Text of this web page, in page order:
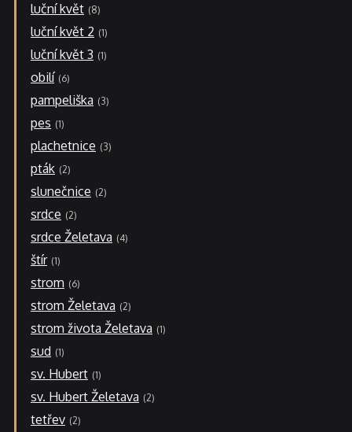
luční květ 8
luční květ 2 1
luční květ 3 1
obilí 6
pampeliška 3
pes 1
plachetnice 3
pták 2
slunečnice 2
srdce 2
srdce Želetava 4
štír 1
strom 6
strom Želetava 2
strom života Želetava 1
sud 1
sv. Hubert 1
sv. Hubert Želetava 2
tetřev 2